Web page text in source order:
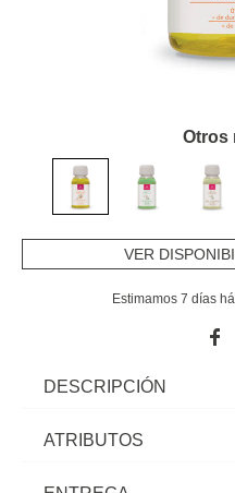
Otros
VER
Estimamos 7 días
DESCRIPCIÓN
Recambio Para Ambientador
refrescarán tu hogar | Color:
ATRIBUTOS
Material